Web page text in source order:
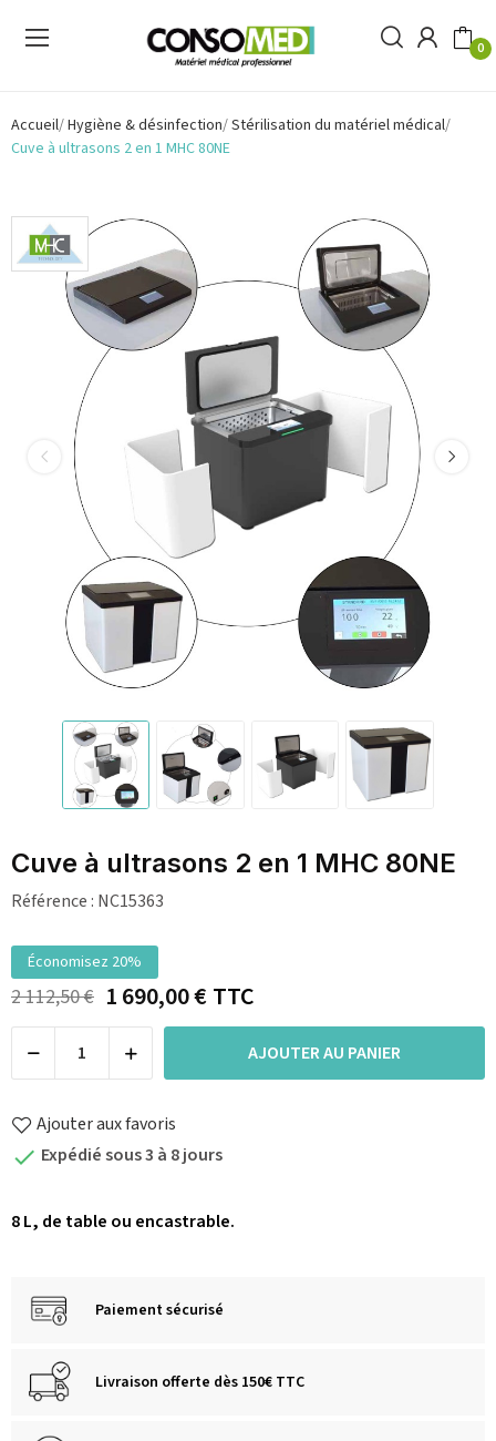
0
Accueil Hygiène & désinfection Stérilisation du matériel médical
Cuve à ultrasons 2 en 1 MHC 80NE
Cuve à ultrasons 2 en 1 MHC 80NE
Référence : NC15363
Économisez 20%
2 112,50 € 1 690,00 €TTC
AJOUTER AU PANIER
Ajouter aux favoris
 Expédié sous 3 à 8 jours
8 L, de table ou encastrable.
Paiement sécurisé
Livraison offerte dès 150€ TTC